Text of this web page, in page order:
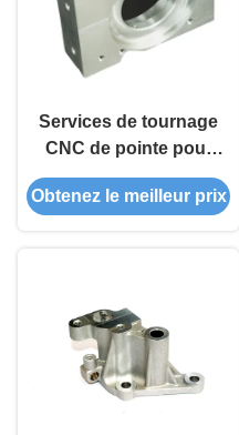
Services de tournage
CNC de pointe pour
les alliages d'acier
dans la plupart des
Obtenez le meilleur prix